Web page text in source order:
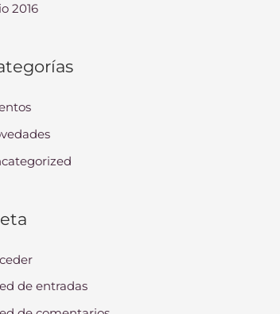
2016
de entradas